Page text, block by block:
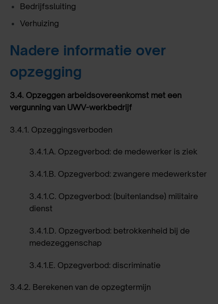
Bedrijfssluiting
Verhuizing
Nadere informatie over
opzegging
3.4. Opzeggen arbeidsovereenkomst met een
vergunning van UWV-werkbedrijf
3.4.1. Opzeggingsverboden
3.4.1.A. Opzegverbod: de medewerker is ziek
3.4.1.B. Opzegverbod: zwangere medewerkster
3.4.1.C. Opzegverbod: (buitenlandse) militaire
dienst
3.4.1.D. Opzegverbod: betrokkenheid bij de
medezeggenschap
3.4.1.E. Opzegverbod: discriminatie
3.4.2. Berekenen van de opzegtermijn